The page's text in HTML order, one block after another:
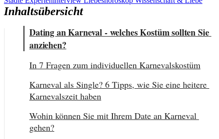
Inhaltsübersicht
Dating an Karneval - welches Kostüm sollten Sie
anziehen?
In 7 Fragen zum individuellen Karnevalskostüm
Karneval als Single? 6 Tipps, wie Sie eine heitere
Karnevalszeit haben
Wohin können Sie mit Ihrem Date an Karneval
gehen?